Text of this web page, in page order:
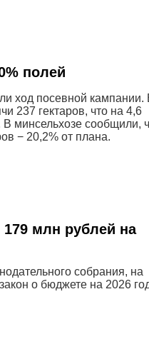
полей
ход посевной кампании.
237 гектаров, что на 4,6
минсельхозе сообщили,
− 20,2% от плана.
млн рублей на
собрания, на
о бюджете на 2026